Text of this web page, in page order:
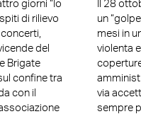
giorni “Io
di rilievo
del
Brigate
confine tra
con il
Il 28
un
mesi in
violenta
via
sempre